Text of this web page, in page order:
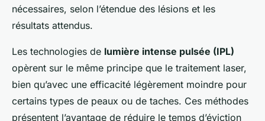
nécessaires, selon l’étendue des lésions et les
résultats attendus.
Les technologies de lumière intense pulsée (IPL)
opèrent sur le même principe que le traitement laser,
bien qu’avec une efficacité légèrement moindre pour
certains types de peaux ou de taches. Ces méthodes
présentent l’avantage de réduire le temps d’éviction